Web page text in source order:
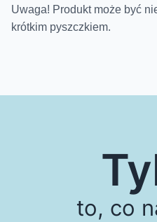
Uwaga! Produkt może być
krótkim pyszczkiem.
to, co